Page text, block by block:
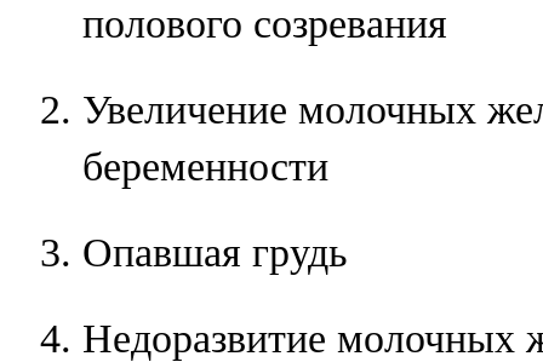
полового созревания
Увеличение молочных
беременности
Опавшая грудь
Недоразвитие молочных